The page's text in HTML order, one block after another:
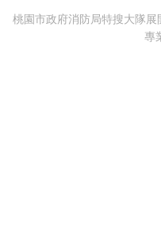
桃園市政府消防局特搜大隊
專